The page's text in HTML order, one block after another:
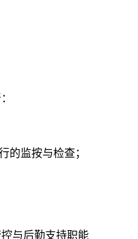
的监按与检查；
与后勤支持职能